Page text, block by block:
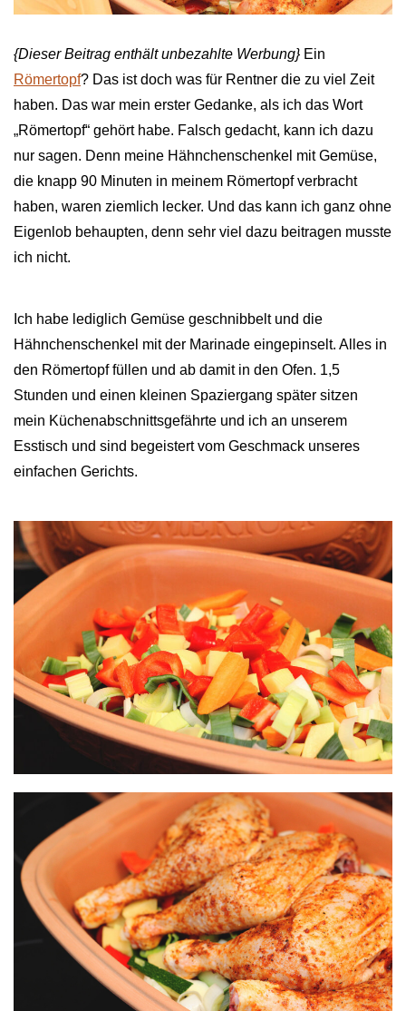
{Dieser Beitrag enthält unbezahlte Werbung} Ein
Römertopf? Das ist doch was für Rentner die zu viel Zeit
haben. Das war mein erster Gedanke, als ich das Wort
„Römertopf“ gehört habe. Falsch gedacht, kann ich dazu
nur sagen. Denn meine Hähnchenschenkel mit Gemüse,
die knapp 90 Minuten in meinem Römertopf verbracht
haben, waren ziemlich lecker. Und das kann ich ganz ohne
Eigenlob behaupten, denn sehr viel dazu beitragen musste
ich nicht.
Ich habe lediglich Gemüse geschnibbelt und die
Hähnchenschenkel mit der Marinade eingepinselt. Alles in
den Römertopf füllen und ab damit in den Ofen. 1,5
Stunden und einen kleinen Spaziergang später sitzen
mein Küchenabschnittsgefährte und ich an unserem
Esstisch und sind begeistert vom Geschmack unseres
einfachen Gerichts.